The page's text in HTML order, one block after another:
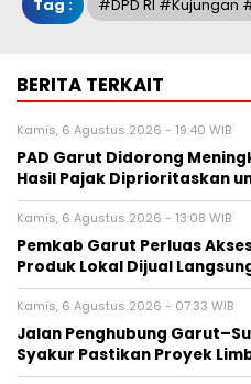
Tag : #DPD RI
BERITA TERKAIT
Kamis, 6 Agustus 2026 - 19:40 WIB
PAD Garut Didorong
Hasil Pajak Diprioritaskan
Kamis, 6 Agustus 2026 - 13:08 WIB
Pemkab Garut Perluas
Produk Lokal Dijual
Kamis, 6 Agustus 2026 - 07:33 WIB
Jalan Penghubung
Syakur Pastikan Proyek